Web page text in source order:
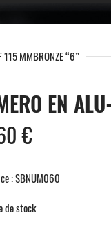
115 MMBRONZE “6”
EN
€
: SBNUM060
de stock